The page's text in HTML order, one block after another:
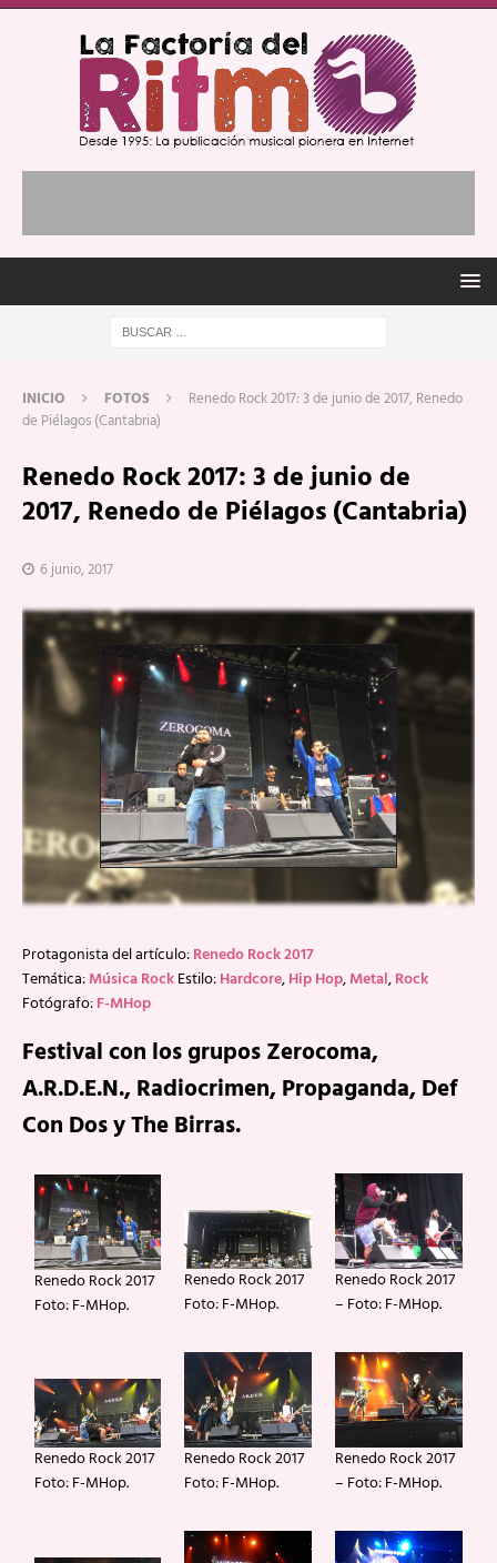
INICIO FOTOS
Renedo Rock 2017: 3 de junio de 2017, Renedo
de Piélagos (Cantabria)
Renedo Rock 2017: 3 de junio de
2017, Renedo de Piélagos (Cantabria)
6 junio, 2017
Protagonista del artículo:Renedo Rock 2017
Temática:Música RockEstilo:Hardcore,Hip Hop,Metal,Rock
Fotógrafo:F-MHop
Festival con los grupos Zerocoma,
A.R.D.E.N., Radiocrimen, Propaganda, Def
Con Dos y The Birras.
Renedo Rock 2017
Foto: F-MHop.
Renedo Rock 2017
Foto: F-MHop.
Renedo Rock 2017
– Foto: F-MHop.
Renedo Rock 2017
Foto: F-MHop.
Renedo Rock 2017
Foto: F-MHop.
Renedo Rock 2017
– Foto: F-MHop.